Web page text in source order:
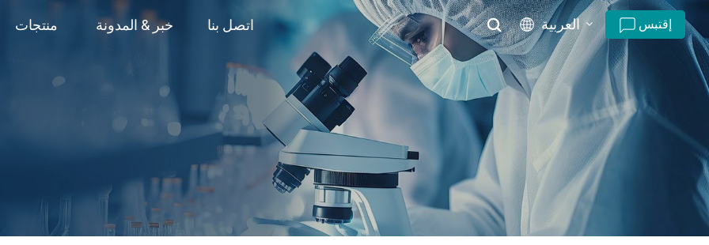
منتجات خبر & المدونة اتصل بنا العربية
English
русский
español
português
إقتبس